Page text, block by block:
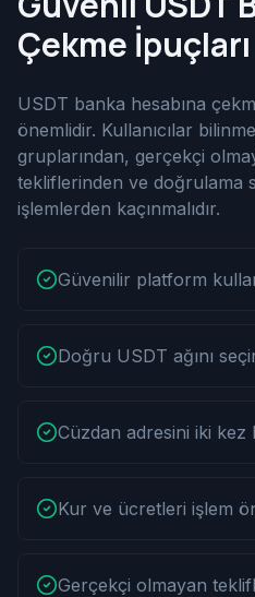
Çekme İpuçları
USDT banka hesabına
önemlidir. Kullanıcılar
gruplarından, gerçekçi
tekliflerinden ve doğrulama
işlemlerden kaçınmalıdır.
Güvenilir platform
Doğru USDT ağını
Cüzdan adresini iki kez
Kur ve ücretleri işlem
Gerçekçi olmayan